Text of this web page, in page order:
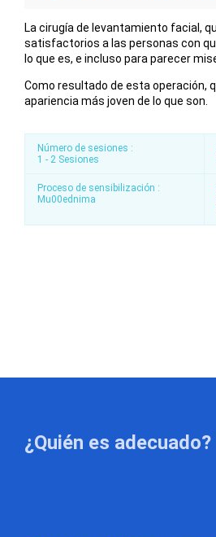
La cirugía de levantamiento facial,
satisfactorios a las personas con
lo que es, e incluso para parecer
Como resultado de esta operación,
apariencia más joven de lo que son.
Número de sesiones :
1 - 2 Sesiones
Proceso de sensibilización :
Mu00ednima
¿Quién es adecuado?